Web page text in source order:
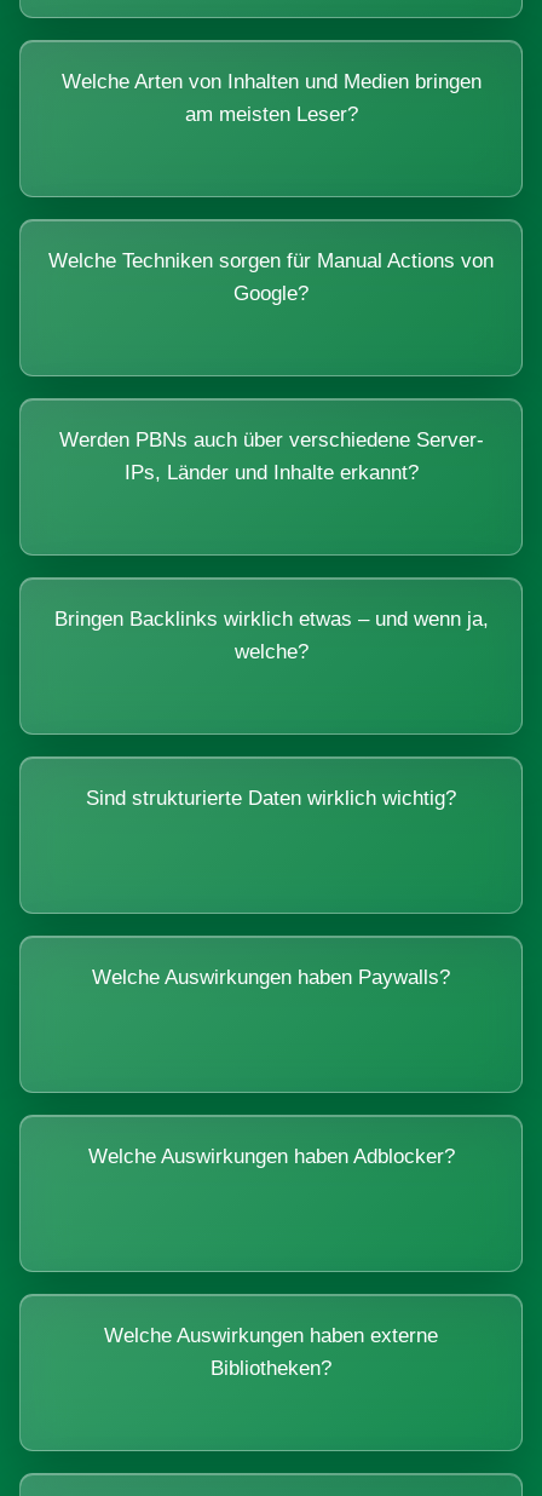
Welche Arten von Inhalten und Medien bringen
am meisten Leser?
Welche Techniken sorgen für Manual Actions von
Google?
Werden PBNs auch über verschiedene Server-
IPs, Länder und Inhalte erkannt?
Bringen Backlinks wirklich etwas – und wenn ja,
welche?
Sind strukturierte Daten wirklich wichtig?
Welche Auswirkungen haben Paywalls?
Welche Auswirkungen haben Adblocker?
Welche Auswirkungen haben externe
Bibliotheken?